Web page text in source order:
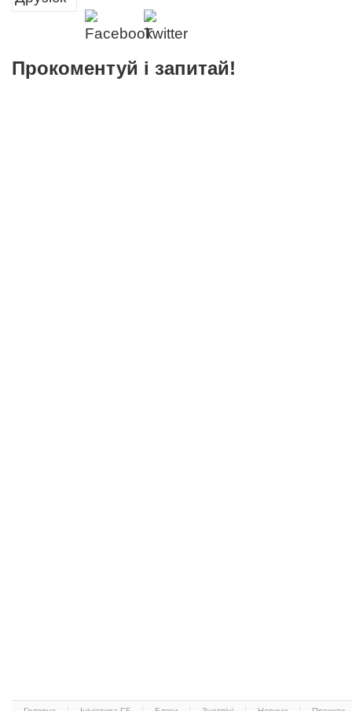
Прокоментуй і запитай!